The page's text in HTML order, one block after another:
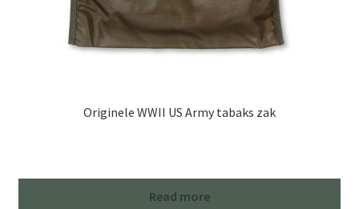
Originele WWII US Army tabaks zak
Read more